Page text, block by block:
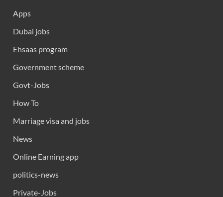
Apps
Dubai jobs
Ehsaas program
Government scheme
Govt-Jobs
How To
Marriage visa and jobs
News
Online Earning app
politics-news
Private-Jobs